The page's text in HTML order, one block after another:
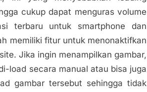
cukup dapat menguras volume
terbaru untuk smartphone dan
memiliki fitur untuk menonaktifkan
Jika ingin menampilkan gambar,
load secara manual atau bisa juga
gambar tersebut sehingga tidak